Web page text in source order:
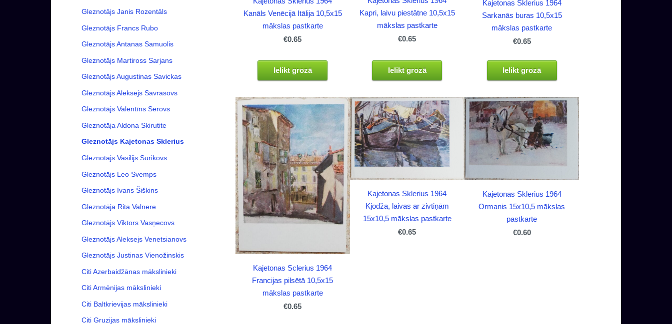
Gleznotājs Janis Rozentāls
Gleznotājs Francs Rubo
Gleznotājs Antanas Samuolis
Gleznotājs Martiross Sarjans
Gleznotājs Augustinas Savickas
Gleznotājs Aleksejs Savrasovs
Gleznotājs Valentīns Serovs
Gleznotāja Aldona Skirutite
Gleznotājs Kajetonas Sklerius
Gleznotājs Vasilijs Surikovs
Gleznotājs Leo Svemps
Gleznotājs Ivans Šiškins
Gleznotāja Rita Valnere
Gleznotājs Viktors Vasņecovs
Gleznotājs Aleksejs Venetsianovs
Gleznotājs Justinas Vienožinskis
Citi Azerbaidžānas mākslinieki
Citi Armēnijas mākslinieki
Citi Baltkrievijas mākslinieki
Citi Gruzijas mākslinieki
Kanāls Venēcijā Itālija 10,5x15
mākslas pastkarte
€0.65
Ielikt grozā
Kapri, laivu piestātne 10,5x15
mākslas pastkarte
€0.65
Ielikt grozā
Kajetonas Sklerius 1964
Sarkanās buras 10,5x15
mākslas pastkarte
€0.65
Ielikt grozā
Kajetonas Sclerius 1964
Francijas pilsētā 10,5x15
mākslas pastkarte
€0.65
Kajetonas Sklerius 1964
Kjodža, laivas ar zivtiņām
15x10,5 mākslas pastkarte
€0.65
Kajetonas Sklerius 1964
Ormanis 15x10,5 mākslas
pastkarte
€0.60